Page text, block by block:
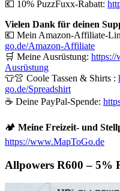
💶 10% PuzzFuxx-Rabatt:
Vielen Dank für deinen
💶 Mein Amazon-Affiliate-
go.de/Amazon-Affiliate
🛒 Meine Ausrüstung: https://
Ausrüstung
👕👚 Coole Tassen & Shirts :
go.de/Spreadshirt
☕ Deine PayPal-Spende:
🏕️ Meine Freizeit- und
https://www.MapToGo.de
Allpowers R600 – 5%